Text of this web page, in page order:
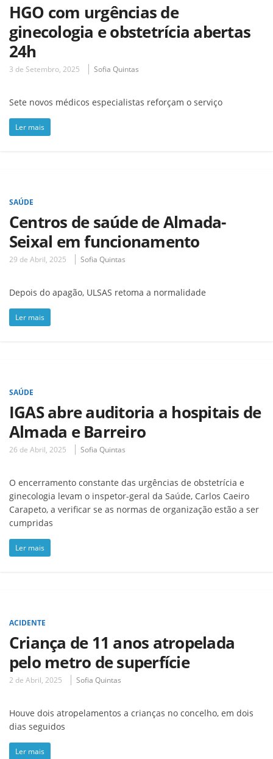
HGO com urgências de
ginecologia e obstetrícia abertas
24h
3 de Setembro, 2025 Sofia Quintas
Sete novos médicos especialistas reforçam o serviço
Ler mais
SAÚDE
Centros de saúde de Almada-
Seixal em funcionamento
29 de Abril, 2025 Sofia Quintas
Depois do apagão, ULSAS retoma a normalidade
Ler mais
SAÚDE
IGAS abre auditoria a hospitais de
Almada e Barreiro
26 de Abril, 2025 Sofia Quintas
O encerramento constante das urgências de obstetrícia e
ginecologia levam o inspetor-geral da Saúde, Carlos Caeiro
Carapeto, a verificar se as normas de organização estão a ser
cumpridas
Ler mais
ACIDENTE
Criança de 11 anos atropelada
pelo metro de superfície
2 de Abril, 2025 Sofia Quintas
Houve dois atropelamentos a crianças no concelho, em dois
dias seguidos
Ler mais